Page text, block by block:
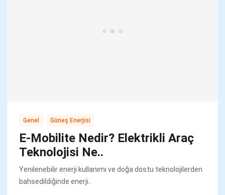
Genel Güneş Enerjisi
E-Mobilite Nedir? Elektrikli Araç
Teknolojisi Ne..
Yenilenebilir enerji kullanımı ve doğa dostu teknolojilerden
bahsedildiğinde enerji..